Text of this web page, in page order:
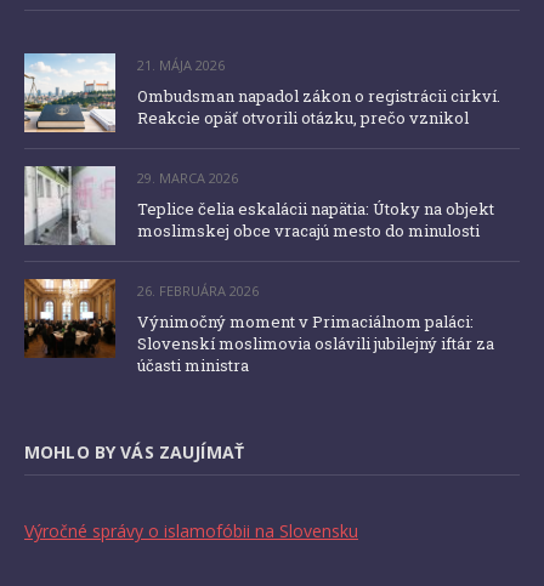
21. MÁJA 2026
Ombudsman napadol zákon o registrácii cirkví.
Reakcie opäť otvorili otázku, prečo vznikol
29. MARCA 2026
Teplice čelia eskalácii napätia: Útoky na objekt
moslimskej obce vracajú mesto do minulosti
26. FEBRUÁRA 2026
Výnimočný moment v Primaciálnom paláci:
Slovenskí moslimovia oslávili jubilejný iftár za
účasti ministra
MOHLO BY VÁS ZAUJÍMAŤ
Výročné správy o islamofóbii na Slovensku